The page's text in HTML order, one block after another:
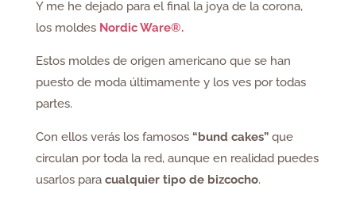
Y me he dejado para el final la joya de la corona,
los moldes Nordic Ware®.
Estos moldes de origen americano que se han
puesto de moda últimamente y los ves por todas
partes.
Con ellos verás los famosos “bund cakes”que
circulan por toda la red, aunque en realidad puedes
usarlos para cualquier tipo de bizcocho.